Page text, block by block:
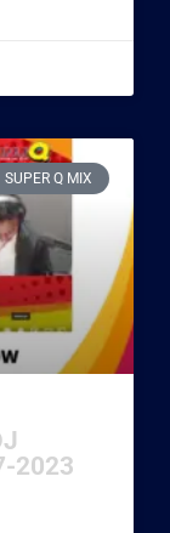
SUPER Q MIX
2023